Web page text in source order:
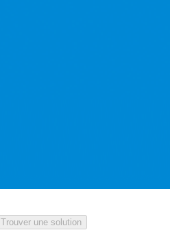
Trouver une solution